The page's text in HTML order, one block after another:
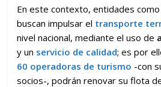
En este contexto, entidades como
buscan impulsar el transporte
nivel nacional, mediante el uso de
y un servicio de calidad; es por
60 operadoras de turismo -con
socios-, podrán renovar su flota